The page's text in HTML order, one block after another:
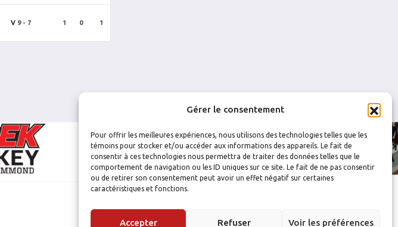
Gérer le consentement
Pour offrir les meilleures expériences, nous utilisons des technologies telles que les
témoins pour stocker et/ou accéder aux informations des appareils. Le fait de
consentir à ces technologies nous permettra de traiter des données telles que le
comportement de navigation ou les ID uniques sur ce site. Le fait de ne pas consentir
ou de retirer son consentement peut avoir un effet négatif sur certaines
caractéristiques et fonctions.
Accepter Refuser Voir les préférences
V 9 - 7 1 0 1